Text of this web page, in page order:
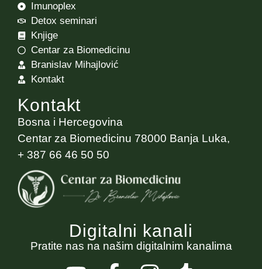
Imunoplex
Detox seminari
Knjige
Centar za Biomedicinu
Branislav Mihajlović
Kontakt
Kontakt
Bosna i Hercegovina
Centar za Biomedicinu 78000 Banja Luka,
+ 387 66 46 50 50
Digitalni kanali
Pratite nas na našim digitalnim kanalima